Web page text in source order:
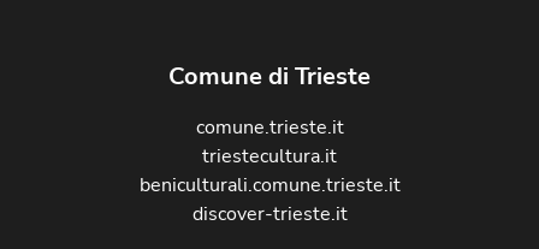
Comune di Trieste
comune.trieste.it
triestecultura.it
beniculturali.comune.trieste.it
discover-trieste.it